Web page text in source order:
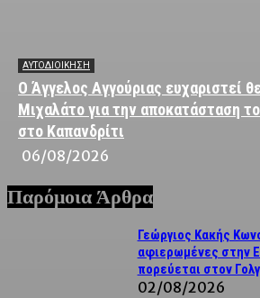
ΑΥΤΟΔΙΟΙΚΗΣΗ
Ο Άγγελος Αγγούριας ευχαριστεί
Μιχαλάτο για την αποκατάσταση
στο Καπανδρίτι
06/08/2026
Παρόμοια Άρθρα
Γεώργιος Κακής
αφιερωμένες στην
πορεύεται στον
02/08/2026